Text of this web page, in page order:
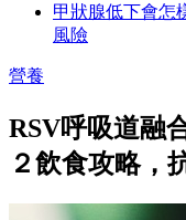
甲狀腺低下會怎
風險
營養
RSV呼吸道融
２飲食攻略，